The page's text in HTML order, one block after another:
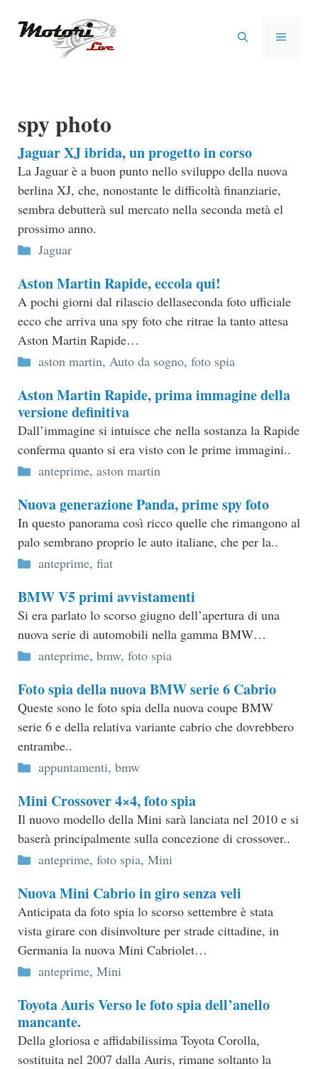
MENU
spy photo
Jaguar XJ ibrida, un progetto in corso
La Jaguar è a buon punto nello sviluppo della nuova
berlina XJ, che, nonostante le difficoltà finanziarie,
sembra debutterà sul mercato nella seconda metà el
prossimo anno.
Categorie
Jaguar
Aston Martin Rapide, eccola qui!
A pochi giorni dal rilascio dellaseconda foto ufficiale
ecco che arriva una spy foto che ritrae la tanto attesa
Aston Martin Rapide…
Categorie
aston martin, Auto da sogno, foto spia
Aston Martin Rapide, prima immagine della
versione definitiva
Dall’immagine si intuisce che nella sostanza la Rapide
conferma quanto si era visto con le prime immagini..
Categorie
anteprime, aston martin
Nuova generazione Panda, prime spy foto
In questo panorama così ricco quelle che rimangono al
palo sembrano proprio le auto italiane, che per la..
Categorie
anteprime, fiat
BMW V5 primi avvistamenti
Si era parlato lo scorso giugno dell’apertura di una
nuova serie di automobili nella gamma BMW…
Categorie
anteprime, bmw, foto spia
Foto spia della nuova BMW serie 6 Cabrio
Queste sono le foto spia della nuova coupe BMW
serie 6 e della relativa variante cabrio che dovrebbero
entrambe..
Categorie
appuntamenti, bmw
Mini Crossover 4×4, foto spia
Il nuovo modello della Mini sarà lanciata nel 2010 e si
baserà principalmente sulla concezione di crossover..
Categorie
anteprime, foto spia, Mini
Nuova Mini Cabrio in giro senza veli
Anticipata da foto spia lo scorso settembre è stata
vista girare con disinvolture per strade cittadine, in
Germania la nuova Mini Cabriolet…
Categorie
anteprime, Mini
Toyota Auris Verso le foto spia dell’anello
mancante.
Della gloriosa e affidabilissima Toyota Corolla,
sostituita nel 2007 dalla Auris, rimane soltanto la